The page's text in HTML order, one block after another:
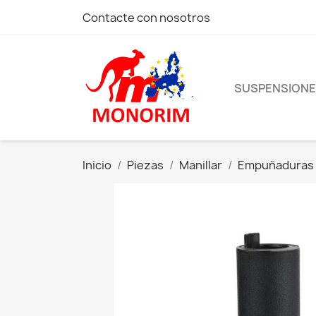
Contacte con nosotros
Inicio Piezas Manillar